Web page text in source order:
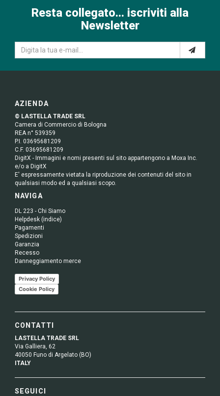
Resta collegato... iscriviti alla
Newsletter
AZIENDA
© LASTELLA TRADE SRL
Camera di Commercio di Bologna
REA n° 539359
P.I. 03695681209
C.F. 03695681209
DigitX - Immagini e nomi presenti sul sito appartengono a Moxa Inc.
e/o a DigitX
E' espressamente vietata la riproduzione dei contenuti del sito in
qualsiasi modo ed a qualsiasi scopo.
NAVIGA
DL 223 - Chi Siamo
Helpdesk (indice)
Pagamenti
Spedizioni
Garanzia
Recesso
Danneggiamento merce
Privacy Policy
Cookie Policy
CONTATTI
LASTELLA TRADE SRL
Via Galliera, 62
40050 Funo di Argelato (BO)
ITALY
SEGUICI